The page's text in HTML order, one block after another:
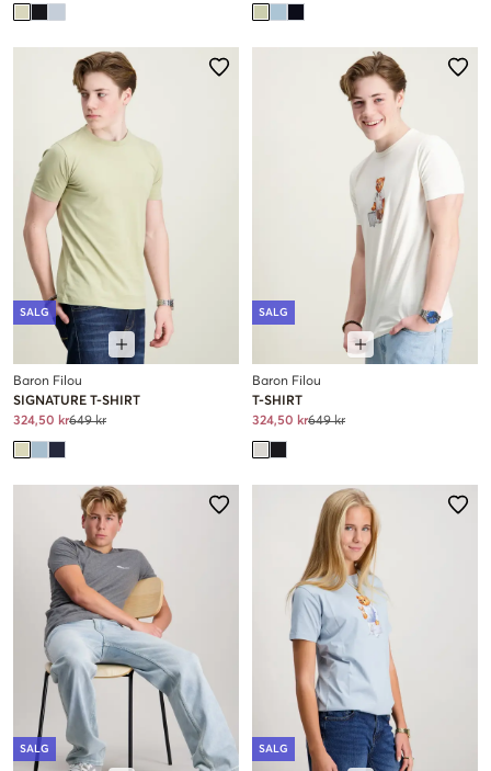
SALG
Baron Filou
SIGNATURE T-SHIRT
324,50 kr649 kr
SALG
Baron Filou
T-SHIRT
324,50 kr649 kr
SALG SALG